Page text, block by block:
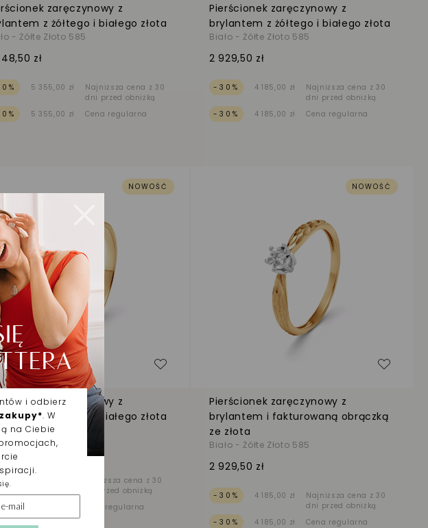
zaręczynowy z
z żółtego i białego złota
- Żółte Złoto 585
zł
5 355,00 zł
Najniższa cena z 30
dni przed obniżką
5 355,00 zł Cena regularna
Pierścionek zaręczynowy z
brylantem z żółtego i białego złota
Biało - Żółte Złoto 585
2 929,50 zł
-30% 4 185,00 zł
Najniższa cena z 30
dni przed obniżką
-30%
4 185,00 zł Cena regularna
życzeń
NOWOŚĆ
zaręczynowy z
z żółtego i białego złota
- Żółte Złoto 585
zł
Najniższa cena z 30
dni przed obniżką
Cena regularna
Dodaj do listy życzeń
NOWOŚĆ
Pierścionek zaręczynowy z
brylantem i fakturowaną obrączką
ze złota
Biało - Żółte Złoto 585
2 929,50 zł
-30% 4 185,00 zł
Najniższa cena z 30
dni przed obniżką
-30%
4 185,00 zł Cena regularna
Dodaj